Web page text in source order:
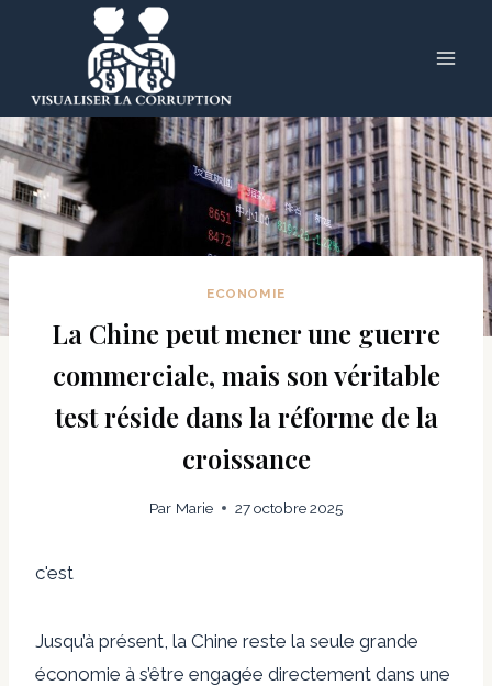
ECONOMIE
La Chine peut mener une guerre
commerciale, mais son véritable
test réside dans la réforme de la
croissance
Par Marie 27 octobre 2025
c'est
Jusqu’à présent, la Chine reste la seule grande
économie à s’être engagée directement dans une